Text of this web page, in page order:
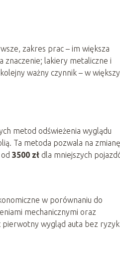
zakres prac – im większa
znaczenie; lakiery metaliczne i
ważny czynnik – w
metod odświeżenia wyglądu
Ta metoda pozwala na zmianę
3500 zł dla mniejszych
w porównaniu do
mechanicznymi oraz
pierwotny wygląd auta bez